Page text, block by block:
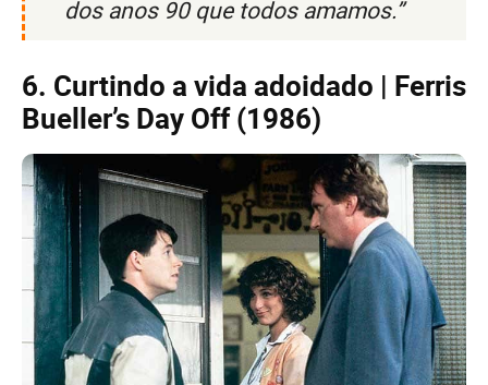
dos anos 90 que todos amamos.”
6. Curtindo a vida adoidado | Ferris
Bueller’s Day Off (1986)